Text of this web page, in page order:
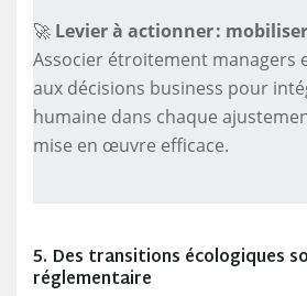
🚀 Levier à actionner :
Associer étroitement managers
aux décisions business pour
humaine dans chaque
mise en œuvre efficace.
5. Des transitions écologiques
réglementaire